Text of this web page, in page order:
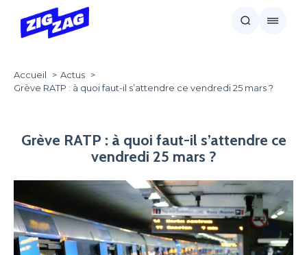
Accueil
Actus
Grève RATP : à quoi faut-il s’attendre ce vendredi 25 mars ?
Grève RATP : à quoi faut-il s’attendre ce
vendredi 25 mars ?